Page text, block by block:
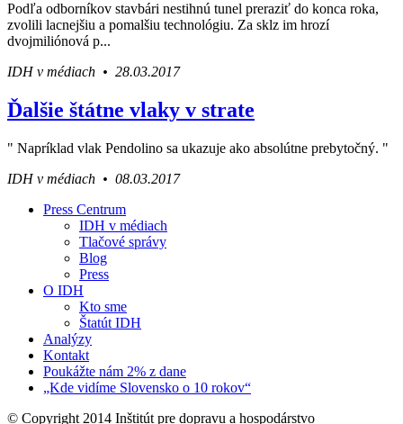
Podľa odborníkov stavbári nestihnú tunel preraziť do konca roka,
zvolili lacnejšiu a pomalšiu technológiu. Za sklz im hrozí
dvojmiliónová p...
IDH v médiach • 28.03.2017
Ďalšie štátne vlaky v strate
" Napríklad vlak Pendolino sa ukazuje ako absolútne prebytočný. "
IDH v médiach • 08.03.2017
Váš sprievodca svetom infraštruktúry a
ekonomiky
Press Centrum
IDH v médiach
Tlačové správy
Blog
Press
O IDH
Kto sme
Štatút IDH
Analýzy
Kontakt
Poukážte nám 2% z dane
„Kde vidíme Slovensko o 10 rokov“
© Copyright 2014 Inštitút pre dopravu a hospodárstvo